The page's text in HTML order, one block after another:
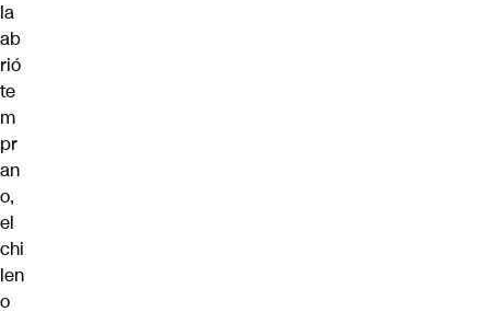
la
ab
rió
te
m
pr
an
o,
el
chi
len
o